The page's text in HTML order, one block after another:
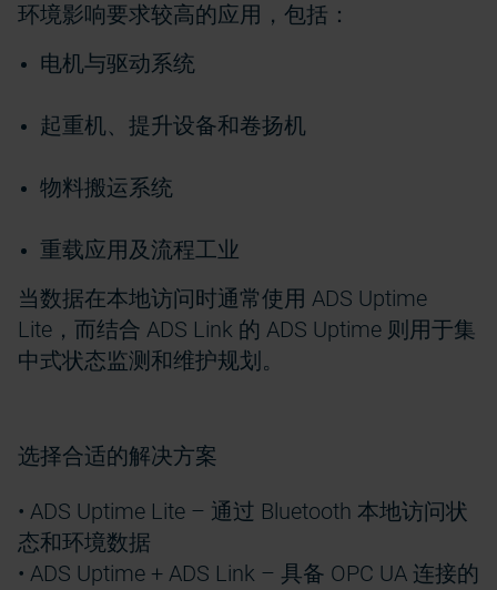
环境影响要求较高的应用，包括：
电机与驱动系统
起重机、提升设备和卷扬机
物料搬运系统
重载应用及流程工业
当数据在本地访问时通常使用 ADS Uptime
Lite，而结合 ADS Link 的 ADS Uptime 则用于集
中式状态监测和维护规划。
选择合适的解决方案
• ADS Uptime Lite – 通过 Bluetooth 本地访问状
态和环境数据
• ADS Uptime + ADS Link – 具备 OPC UA 连接的